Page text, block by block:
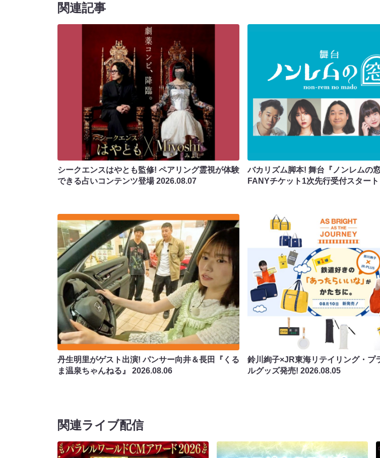
関連記事
シークエンスはやとも監修! ペアリング霊視が体験
できる占いコンテンツ登場2026.08.07
バカリズム脚本! 舞台『ノンレムの
FANYチケット1次先行受付スター
丹生明里がゲスト出演! パンサー向井＆長田『くる
ま温泉ちゃんねる』 2026.08.06
鈴川絢子×JR東海リテイリング・プ
ルグッズ発売!2026.08.05
関連ライブ配信